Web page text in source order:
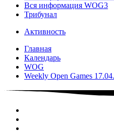
Вся информация WOG3
Трибунал
Активность
Главная
Календарь
WOG
Weekly Open Games